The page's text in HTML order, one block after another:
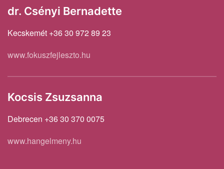
dr. Csényi Bernadette
Kecskemét +36 30 972 89 23
www.fokuszfejleszto.hu
Kocsis Zsuzsanna
Debrecen +36 30 370 0075
www.hangelmeny.hu